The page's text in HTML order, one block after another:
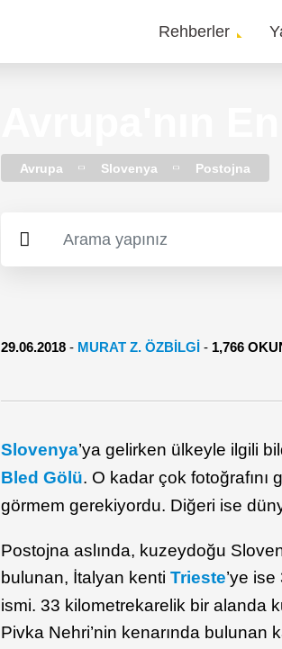
Main
Rehberler
Avrupa Slovenya Postojna
29.06.2018 - MURAT Z. ÖZBİLGİ - 1,766
Slovenya’ya gelirken ülkeyle ilgili
Bled Gölü. O kadar çok fotoğrafını
görmem gerekiyordu. Diğeri ise
Postojna aslında, kuzeydoğu
bulunan, İtalyan kentiTrieste’ye
ismi. 33 kilometrekarelik bir alanda
Pivka Nehri’nin kenarında